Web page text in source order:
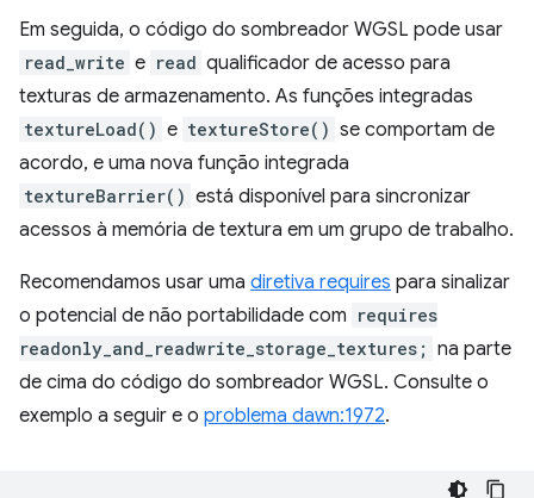
Em seguida, o código do sombreador WGSL pode usar
read_write e read qualificador de acesso para
texturas de armazenamento. As funções integradas
textureLoad() e textureStore() se comportam de
acordo, e uma nova função integrada
textureBarrier() está disponível para sincronizar
acessos à memória de textura em um grupo de trabalho.
Recomendamos usar uma diretiva requires para sinalizar
o potencial de não portabilidade com requires
readonly_and_readwrite_storage_textures; na parte
de cima do código do sombreador WGSL. Consulte o
exemplo a seguir e o problema dawn:1972.